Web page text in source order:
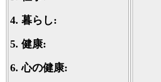
4. 暮らし:
5. 健康:
6.心の健康: